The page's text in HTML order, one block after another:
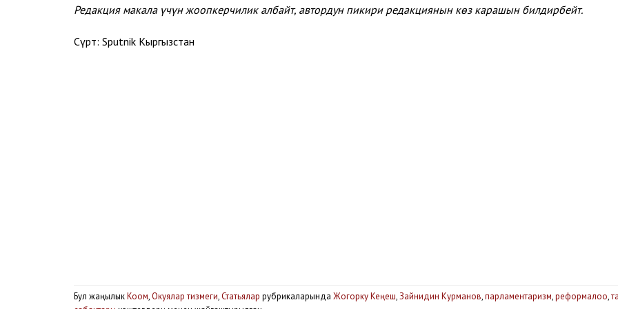
Редакция макала үчүн жоопкерчилик албайт, автордун пикири редакциянын көз карашын билдирбейт.
Сүрөт: Sputnik Кыргызстан
Бул жаңылыкКоом,Окуялар тизмеги,Статьялар рубрикаларында Жогорку Кеңеш,Зайнидин Курманов,парламентаризм,реформалоо,